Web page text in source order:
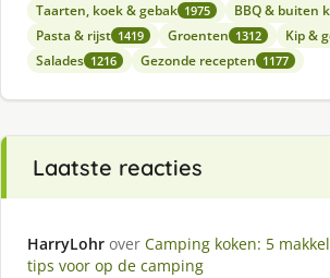
Taarten, koek & gebak 1975 BBQ & buiten
Pasta & rijst 1419 Groenten 1312 Kip &
Salades 1216 Gezonde recepten 1177
Laatste reacties
HarryLohr over Camping koken: 5
tips voor op de camping